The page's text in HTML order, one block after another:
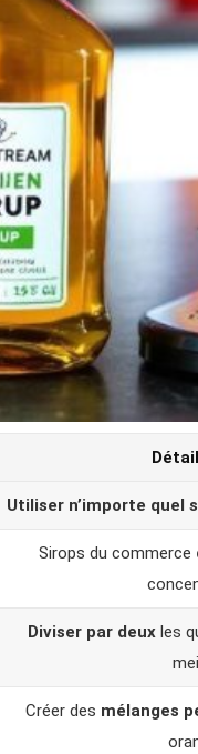
Utiliser n’importe quel
Sirops du commerce
Diviser par deux les
Créer des mélanges